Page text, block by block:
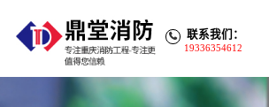
联系我们：
19336354612